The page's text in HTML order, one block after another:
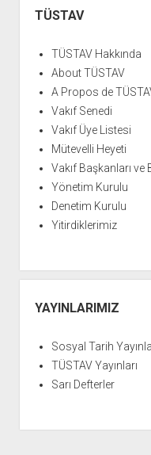
Menü
TÜSTAV
TÜSTAV Hakkında
About TÜSTAV
A Propos de
Vakıf Senedi
Vakıf Üye Listesi
Mütevelli Heyeti
Vakıf Başkanları ve
Yönetim Kurulu
Denetim Kurulu
Yitirdiklerimiz
YAYINLARIMIZ
Sosyal Tarih
TÜSTAV Yayınları
Sarı Defterler